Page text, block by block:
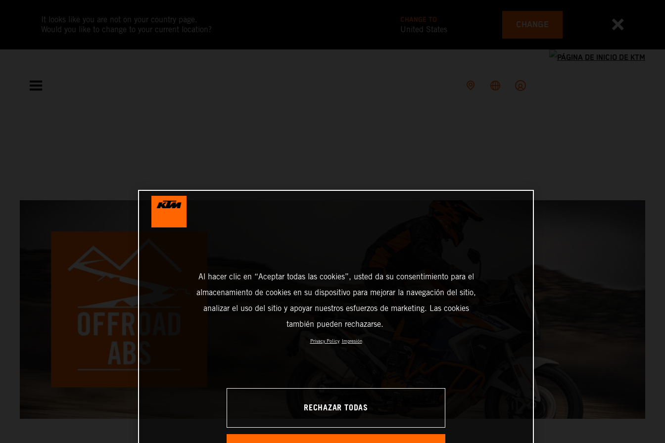
It looks like you are not on your country page.
Would you like to change to your current location?
CHANGE TO
United States CHANGE
Al hacer clic en “Aceptar todas las cookies”, usted da su consentimiento para el
almacenamiento de cookies en su dispositivo para mejorar la navegación del sitio,
analizar el uso del sitio y apoyar nuestros esfuerzos de marketing. Las cookies
también pueden rechazarse.
Privacy Policy Impresión
RECHAZAR TODAS